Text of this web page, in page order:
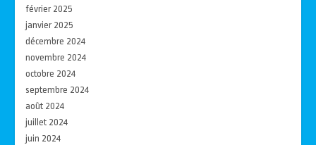
février 2025
janvier 2025
décembre 2024
novembre 2024
octobre 2024
septembre 2024
août 2024
juillet 2024
juin 2024